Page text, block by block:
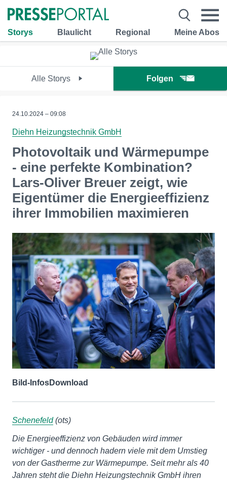
Storys Blaulicht Regional Meine Abos
Alle Storys Folgen
24.10.2024 – 09:08
Diehn Heizungstechnik GmbH
Photovoltaik und Wärmepumpe
- eine perfekte Kombination?
Lars-Oliver Breuer zeigt, wie
Eigentümer die Energieeffizienz
ihrer Immobilien maximieren
Bild-InfosDownload
Schenefeld(ots)
Die Energieeffizienz von Gebäuden wird immer
wichtiger - und dennoch hadern viele mit dem Umstieg
von der Gastherme zur Wärmepumpe. Seit mehr als 40
Jahren steht die Diehn Heizungstechnik GmbH ihren